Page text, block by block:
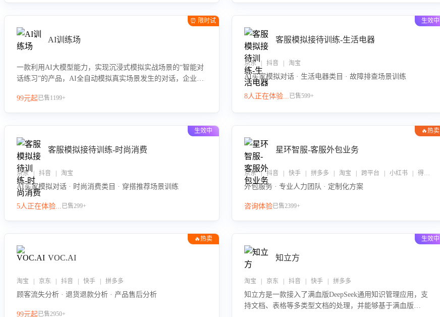
⏰ 限时试
AI训练场
一款利用AI大模型能力，实现沉浸式模拟实战场景的“智能对
话练习”的产品，AI全自动模拟真实场景发生的对话，企业可
力。
99元起已售1199+
生效中
客服模拟接待训练-生活电器
京东 | 抖音 | 淘宝
AI买家模拟对话 · 生活电器类目 · 故障排查场景训练
8人正在体验...已售599+
生效中
客服模拟接待训练-时尚消费
京东 | 抖音 | 淘宝
AI买家模拟对话 · 时尚消费类目 · 穿搭推荐场景训练
5人正在体验...已售299+
🔥热卖
星环智服-客服外包业务
京东 | 抖音 | 快手 | 拼多多 | 淘宝 | 跨平台 | 小红书 | 得物 | 企业微信
外包服务 · 专业人力团队 · 定制化方案
咨询体验已售2399+
🔥热卖
VOC.AI
淘宝 | 京东 | 抖音 | 快手 | 拼多多
顾客流失分析 · 退货退款分析 · 产品售后分析
99元起已售2950+
生效中
知立方
淘宝 | 京东 | 抖音 | 快手 | 拼多多
知立方是一款接入了满血版DeepSeek通用知识管理应用，支
持文档、表格等多类型文档的处理，并能够基于满血版